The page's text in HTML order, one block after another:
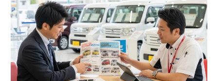
取り扱い車種 自社ローンとは
お客様のお声 よくあるご質問
ご購入までの流れ 店舗情報